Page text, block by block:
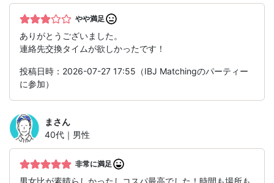
やや満足
ありがとうございました。
連絡先交換タイムが欲しかったです！
投稿日時：2026-07-27 17:55（IBJ Matchingのパーティー
に参加）
ま さん
40代｜男性
非常に満足